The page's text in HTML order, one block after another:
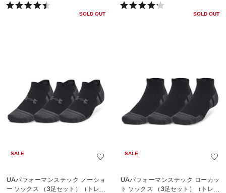
SOLD OUT SOLD OUT
SALE
UAパフォーマンステック ノーショ
ー ソックス （3足セット）（トレー
SALE
UAパフォーマンステック ローカッ
ト ソックス （3足セット）（トレー